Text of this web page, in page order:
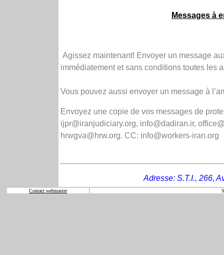
Messages à
Agissez maintenant! Envoyer un message
immédiatement et sans conditions toutes les
Vous pouvez aussi envoyer un message à
Envoyez une copie de vos messages de
ijpr@iranjudiciary.org, info@dadiran.ir,
hrwgva@hrw.org. CC: info@workers-iran.org
Adresse: S.T.I., 266,
Contact webmaster